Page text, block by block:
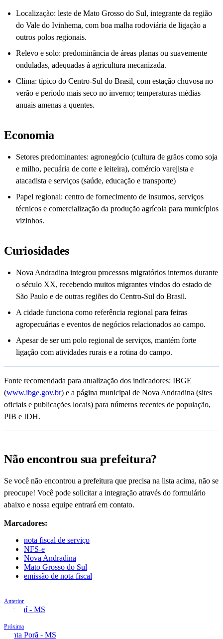
Localização: leste de Mato Grosso do Sul, integrante da região
do Vale do Ivinhema, com boa malha rodoviária de ligação a
outros polos regionais.
Relevo e solo: predominância de áreas planas ou suavemente
onduladas, adequadas à agricultura mecanizada.
Clima: típico do Centro-Sul do Brasil, com estação chuvosa no
verão e período mais seco no inverno; temperaturas médias
anuais amenas a quentes.
Economia
Setores predominantes: agronegócio (cultura de grãos como soja
e milho, pecuária de corte e leiteira), comércio varejista e
atacadista e serviços (saúde, educação e transporte)
Papel regional: centro de fornecimento de insumos, serviços
técnicos e comercialização da produção agrícola para municípios
vizinhos.
Curiosidades
Nova Andradina integrou processos migratórios internos durante
o século XX, recebendo muitos migrantes vindos do estado de
São Paulo e de outras regiões do Centro-Sul do Brasil.
A cidade funciona como referência regional para feiras
agropecuárias e eventos de negócios relacionados ao campo.
Apesar de ser um polo regional de serviços, mantém forte
ligação com atividades rurais e a rotina do campo.
Fonte recomendada para atualização dos indicadores: IBGE
(www.ibge.gov.br) e a página municipal de Nova Andradina (sites
oficiais e publicações locais) para números recentes de população,
PIB e IDH.
Não encontrou sua prefeitura?
Se você não encontrou a prefeitura que precisa na lista acima, não se
preocupe! Você pode solicitar a integração através do formulário
abaixo e nossa equipe entrará em contato.
Marcadores:
nota fiscal de serviço
NFS-e
Nova Andradina
Mato Grosso do Sul
emissão de nota fiscal
Anterior
Naviraí - MS
Próxima
Ponta Porã - MS